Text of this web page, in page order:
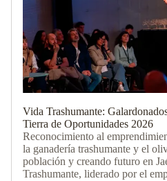
Vida Trashumante:
Tierra de Oportunidades 2026
Reconocimiento al
la ganadería trashumante y el
población y creando futuro en
Trashumante, liderado por el
Política de privacidad